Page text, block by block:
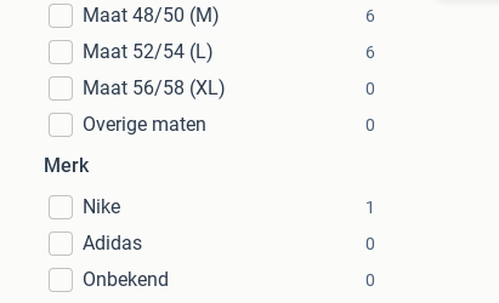
Maat 48/50 (M) 6
Maat 52/54 (L) 6
Maat 56/58 (XL) 0
Overige maten 0
Merk
Nike
1
Adidas 0
Onbekend 0